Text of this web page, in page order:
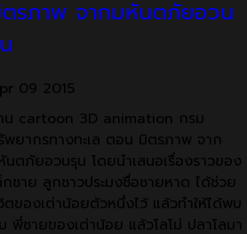
รภาพ จากมหันตภัยอวน
09 2015
น cartoon 3D animation กรม
พยากรทางทะเล ตอน มิตรภาพ จาก
นตภัยอวนรุน โดยนำเสนอเรื่องราวของ
กชาย ลูกชาวประมงชื่อชายหาด ได้ช่วย
ตของเต่าน้อยตัวหนึ่งไว้ แล้วทำให้ได้พบ
พี่ชายของเต่าน้อย แล้วโลโม่ ปลาโลมา